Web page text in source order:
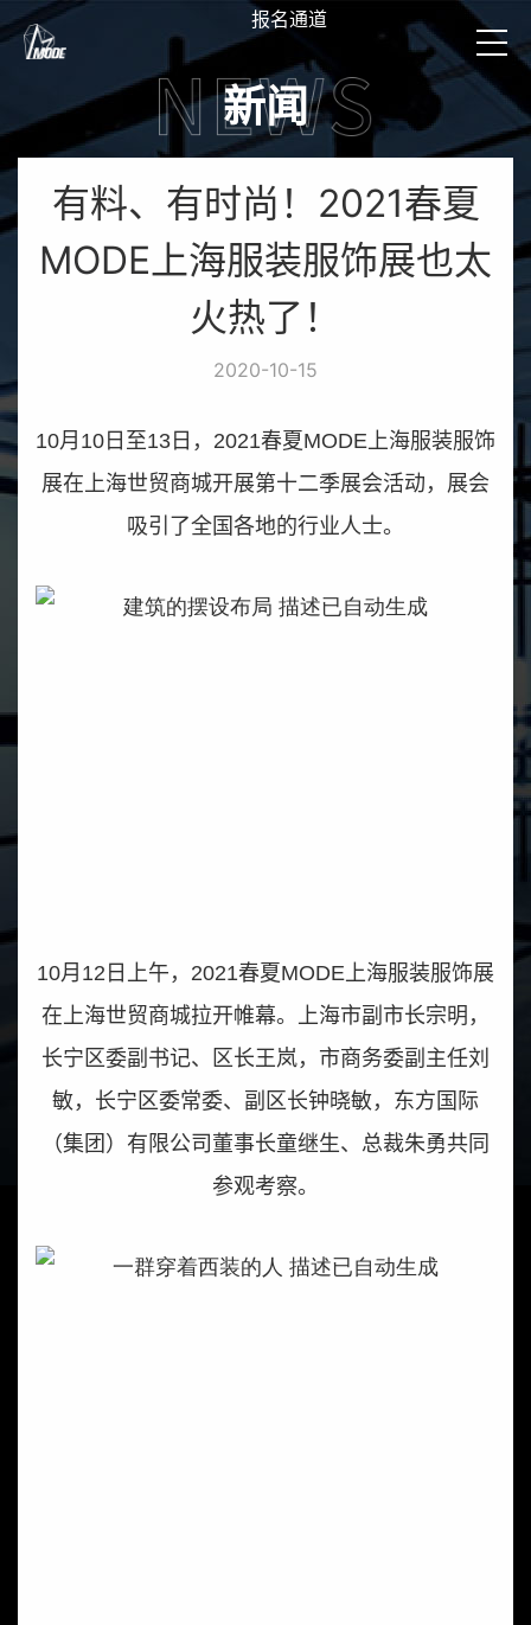
报名通道
新闻
有料、有时尚！2021春夏
MODE上海服装服饰展也太
火热了！
2020-10-15
10月 10 日至13 日， 2021春夏 MODE上海服装服饰
展在上海世贸商城开展第十二季展会活动，展会
吸引了全国各地的行业人士。
10月 12 日上午， 2021春夏 MODE上海服装服饰展
在上海世贸商城拉开帷幕。上海市副市长宗明，
长宁区委副书记、区长王岚，市商务委副主任刘
敏，长宁区委常委、副区长钟晓敏，东方国际
（集团）有限公司董事长童继生、总裁朱勇共同
参观考察。